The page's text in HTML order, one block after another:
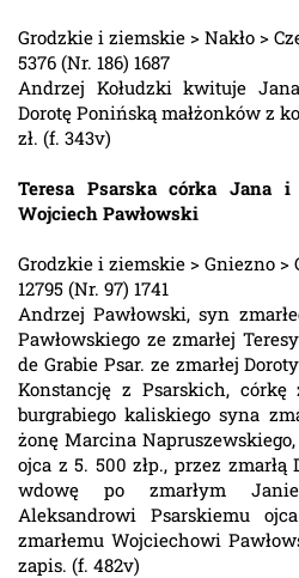
Grodzkie i ziemskie > Nakło >
5376 (Nr. 186) 1687
Andrzej Kołudzki kwituje
Dorotę Ponińską małżonków z
zł. (f. 343v)
Teresa Psarska córka Jana
Wojciech Pawłowski
Grodzkie i ziemskie > Gniezno >
12795 (Nr. 97) 1741
Andrzej Pawłowski, syn
Pawłowskiego ze zmarłej
de Grabie Psar. ze zmarłej
Konstancję z Psarskich, córkę
burgrabiego kaliskiego syna
żonę Marcina
ojca z 5. 500 złp., przez
wdowę po zmarłym
Aleksandrowi Psarskiemu
zmarłemu Wojciechowi
zapis. (f. 482v)